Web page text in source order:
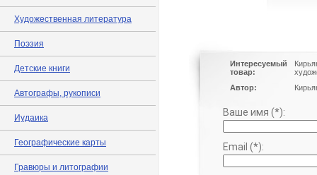
Художественная литература
Поэзия
Детские книги
Автографы, рукописи
Иудаика
Географические карты
Гравюры и литографии
Интересуемый
товар:
Автор:
Ваше имя (*):
Email (*):